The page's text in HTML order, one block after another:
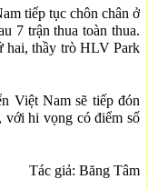
tiếp tục chôn chân ở
7 trận thua toàn thua.
hai, thầy trò HLV Park
Việt Nam sẽ tiếp đón
hi vọng có điểm số
Tác giả: Băng Tâm